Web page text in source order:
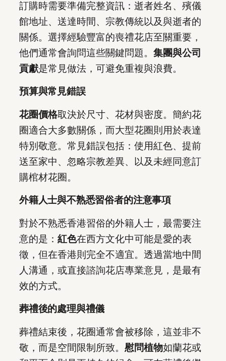
訂購時需要準備完整資訊：逝者姓名、殯儀
館地址、送達時間、宗教傳統以及與逝者的
關係。選擇經驗豐富的喪禮花店至關重要，
他們通常會詢問這些關鍵問題。 集團與公司
貢獻是常見做法，可避免重複與浪費。
預算與常見錯誤
花圈價格取決於尺寸、花材與密度。簡約花
圈適合大多數關係，而大型花圈則用於表達
特別敬意。常見錯誤包括：使用紅色、提前
送至家中、忽略宗教差異、以及未經同意訂
購棺材花圈。
外籍人士與不熟悉習俗者的注意事項
對於不熟悉香港習俗的外籍人士，最需要注
意的是： 紅色在西方文化中可能是愛的表
徵，但在香港則完全不適宜。透過當地中間
人溝通，或直接諮詢花店專業意見，是最有
效的方式。
葬禮後的處理與禮儀
葬禮結束後，花圈通常會被移除，這並非不
敬，而是空間限制所致。 慰問植物如蘭花或